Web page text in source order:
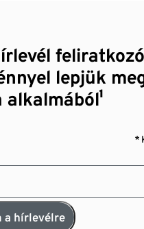
lepjük
alkalmából¹
*
a hírlevélre